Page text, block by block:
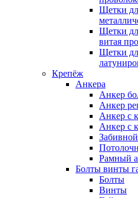
Щетки
Щетки
витая
Щетки
Крепёж
Анкера
Анкер
Анкер
Анкер с
Анкер с
Рамный
Болты винты
Болты
Винты